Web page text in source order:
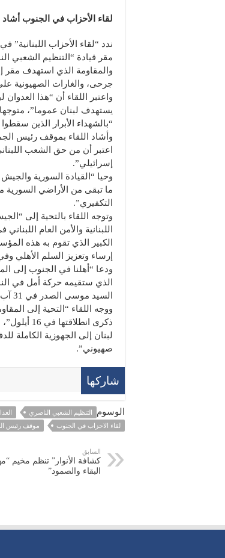
لقاء الأحزاب في الجنوب
ندد “لقاء الأحزاب
مقر قيادة “التنظيم الشعبي
والمقاومة الذي استهدف مقر
جرحى، والغارات الصهيونية
واعتبر اللقاء أن “هذا
يستهدف لبنان عموما”،
“بالشهداء الأبرار الذين
وأشاد اللقاء بموقف رئيس
اعتبر أن من حق الشعب
إسرائيلي”.
وحيا “القيادة السورية
ما تبقى من الأراضي السورية
التكفيري”.
وتوجه اللقاء بالتحية إلى
اللبنانية والأمن العام
الكبير الذي تقوم به هذه
إرساء وتعزيز السلم الأهلي
ودعا “أهلنا في الجنوب إلى
الذي ستقيمه حركة أمل في
السيد موسى الصدر في 31 آب”.
ووجه اللقاء “التحية إلى
ذكرى
لبنان إلى الجهوزية الكاملة
صهيوني”.
شاركها
الوسوم التنظيم الشعبي الناصري
لقاء الاحزاب في الجنوب
موقف رئيس
السابق
كشافة الأنوار” تنظم مخيم
البقاء والصمود”